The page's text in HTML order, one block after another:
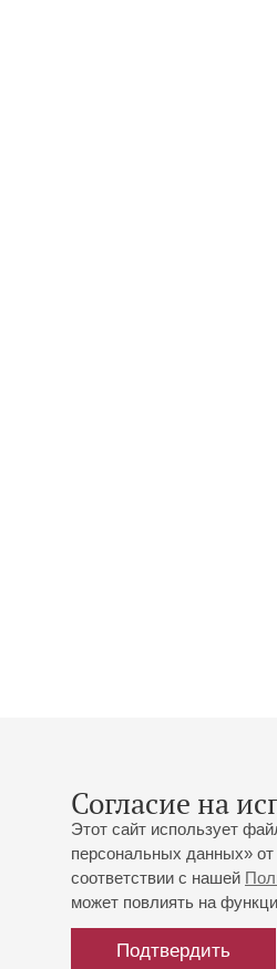
Согласие на
Этот сайт использует
персональных данных»
соответствии с нашей
может повлиять на
Подтвердить